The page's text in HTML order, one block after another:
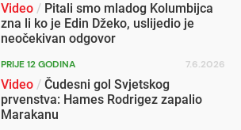
Video / Pitali smo mladog Kolumbijca
zna li ko je Edin Džeko, uslijedio je
neočekivan odgovor
PRIJE 12 GODINA 7.6.2026
Video / Čudesni gol Svjetskog
prvenstva: Hames Rodrigez zapalio
Marakanu